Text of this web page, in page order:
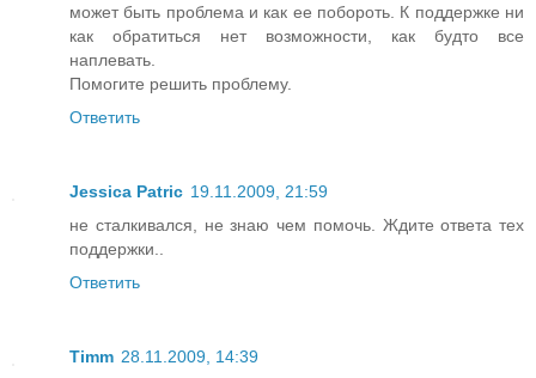
может быть проблема и как ее побороть. К поддержке ни
как обратиться нет возможности, как будто все
наплевать.
Помогите решить проблему.
Ответить
Jessica Patric 19.11.2009, 21:59
не сталкивался, не знаю чем помочь. Ждите ответа тех
поддержки..
Ответить
Timm 28.11.2009, 14:39